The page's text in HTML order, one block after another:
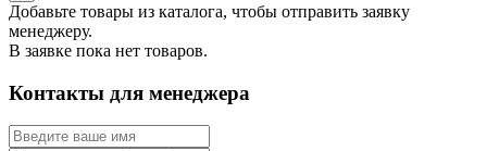
Добавьте товары из каталога, чтобы отправить заявку
менеджеру.
В заявке пока нет товаров.
Контакты для менеджера